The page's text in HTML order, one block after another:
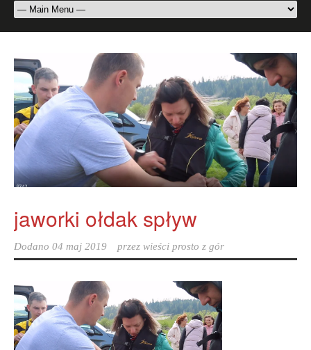
jaworki ołdak spływ
Dodano 04 maj 2019 przez wieści prosto z gór